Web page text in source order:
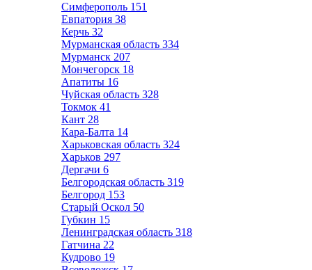
Симферополь 151
Евпатория 38
Керчь 32
Мурманская область 334
Мурманск 207
Мончегорск 18
Апатиты 16
Чуйская область 328
Токмок 41
Кант 28
Кара-Балта 14
Харьковская область 324
Харьков 297
Дергачи 6
Белгородская область 319
Белгород 153
Старый Оскол 50
Губкин 15
Ленинградская область 318
Гатчина 22
Кудрово 19